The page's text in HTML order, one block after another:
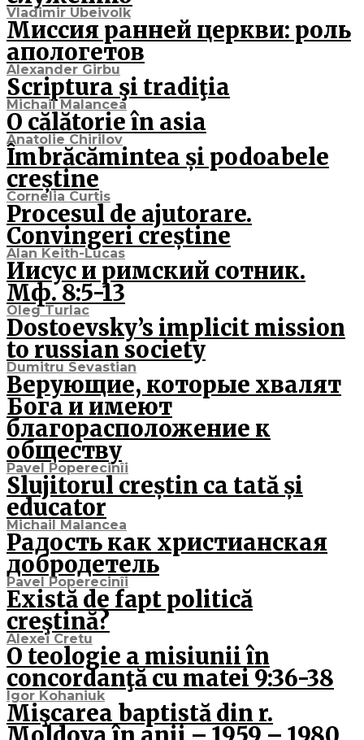
Vladimir Ubeivolk
Миссия ранней церкви: роль
апологетов
Alexander Girbu
Scriptura şi tradiţia
Michail Malancea
O călătorie în asia
Anatolie Chirilov
Îmbrăcămintea și podoabele
creștine
Cornelia Curtis
Procesul de ajutorare.
Convingeri creștine
Alan Keith-Lucas
Иисус и римский сотник.
Мф. 8:5-13
Oleg Turlac
Dostoevsky’s implicit mission
to russian society
Dumitru Sevastian
Верующие, которые хвалят
Бога и имеют
благорасположение к
обществу
Pavel Poperecinîi
Slujitorul creștin ca tată și
educator
Michail Malancea
Радость как христианская
добродетель
Pavel Poperecinîi
Există de fapt politică
creştină?
Alexei Cretu
O teologie a misiunii în
concordanţă cu matei 9:36-38
Igor Kohaniuk
Mişcarea baptistă din r.